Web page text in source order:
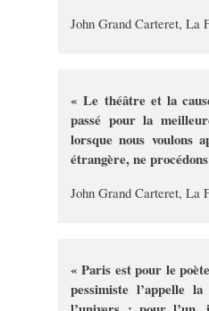
John Grand Carteret, La
« Le théâtre et la
passé pour la
lorsque nous voulons
étrangère, ne
John Grand Carteret, La
« Paris est pour le
pessimiste l’appelle